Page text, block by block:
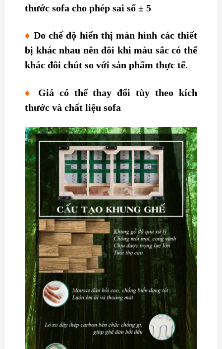
thước sofa cho phép sai số ± 5
♦ Do chế độ hiển thị màn hình các thiết
bị khác nhau nên đôi khi màu sắc có thể
khác đôi chút so với sản phẩm thực tế.
♦
Giá có thể thay đổi tùy theo kích
thước và chất liệu sofa